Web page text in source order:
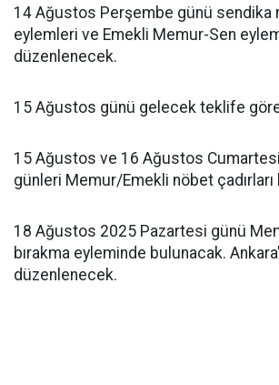
14 Ağustos Perşembe günü sendika
eylemleri ve Emekli Memur-Sen
düzenlenecek.
15 Ağustos günü gelecek teklife
15 Ağustos ve 16 Ağustos
günleri Memur/Emekli nöbet
18 Ağustos 2025 Pazartesi günü
bırakma eyleminde bulunacak.
düzenlenecek.